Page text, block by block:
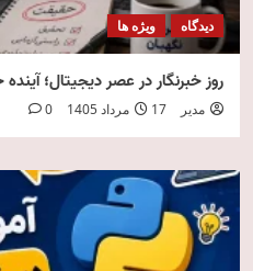
دیدگاه ویژه ها
روز خبرنگار در عصر دیجیتال؛
مدیر 17 مرداد 1405 0